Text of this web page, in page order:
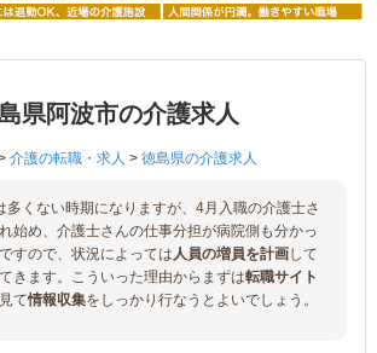
県阿波市の介護求人
介護の転職・求人 > 徳島県の介護求人
多くない時期になりますが、4月入職の介護士さ
始め、介護士さんの仕事分担が病院側も分かっ
すので、状況によっては人員の増員を計画して
きます。こういった理由からまずは転職サイト
て情報収集をしっかり行なうとよいでしょう。